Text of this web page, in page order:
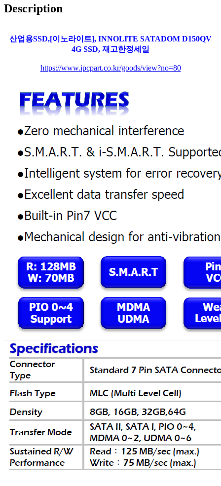
Description
산업용SSD,[이노라이트], INNOLITE SATADOM D150QV
4G SSD, 재고한정세일
https://www.ipcpart.co.kr/goods/view?no=80